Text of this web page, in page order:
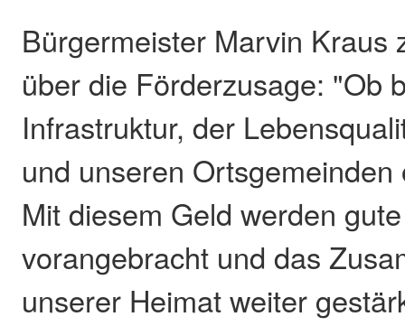
Bürgermeister Marvin Kraus
über die Förderzusage: "Ob
Infrastruktur, der
und unseren
Mit diesem Geld werden
vorangebracht und das
unserer Heimat weiter